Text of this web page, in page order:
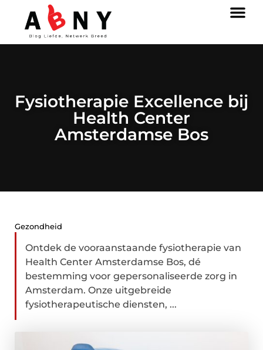
Fysiotherapie Excellence bij
Health Center
Amsterdamse Bos
Gezondheid
Ontdek de vooraanstaande fysiotherapie van
Health Center Amsterdamse Bos, dé
bestemming voor gepersonaliseerde zorg in
Amsterdam. Onze uitgebreide
fysiotherapeutische diensten, ...